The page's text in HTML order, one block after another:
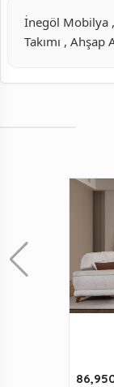
İnegöl Mobilya ,
Takımı , Ahşap